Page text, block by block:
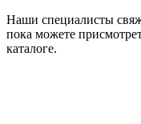
Наши специалисты
пока можете
каталоге.